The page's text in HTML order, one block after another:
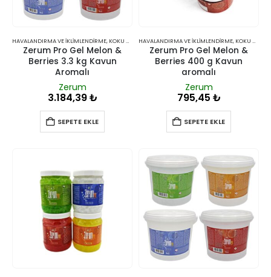
HAVALANDIRMA VE İKLIMLENDIRME, KOKU GIDERICILER
Zerum Pro Gel Melon &
Berries 3.3 kg Kavun
Aromalı
Zerum
3.184,39₺
SEPETE EKLE
HAVALANDIRMA VE İKLIMLENDIRME, KOKU GIDERICILER
Zerum Pro Gel Melon &
Berries 400 g Kavun
aromalı
Zerum
795,45 ₺
SEPETE EKLE